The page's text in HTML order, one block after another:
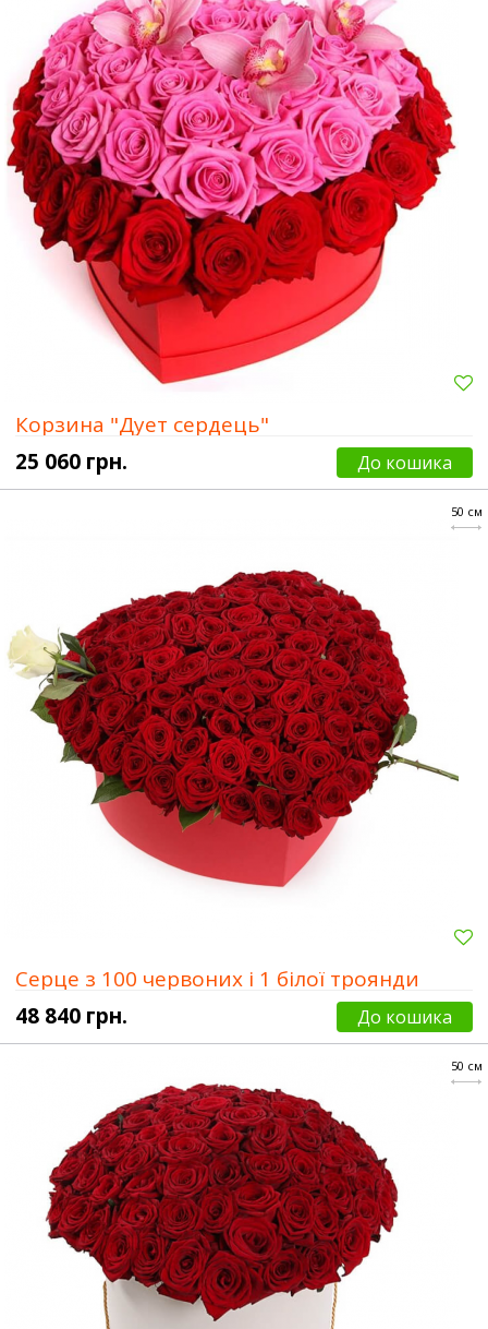
Корзина "Дует сердець"
25 060 грн.
До кошика
50 см
Серце з 100 червоних і 1 білої троянди
48 840 грн.
До кошика
50 см